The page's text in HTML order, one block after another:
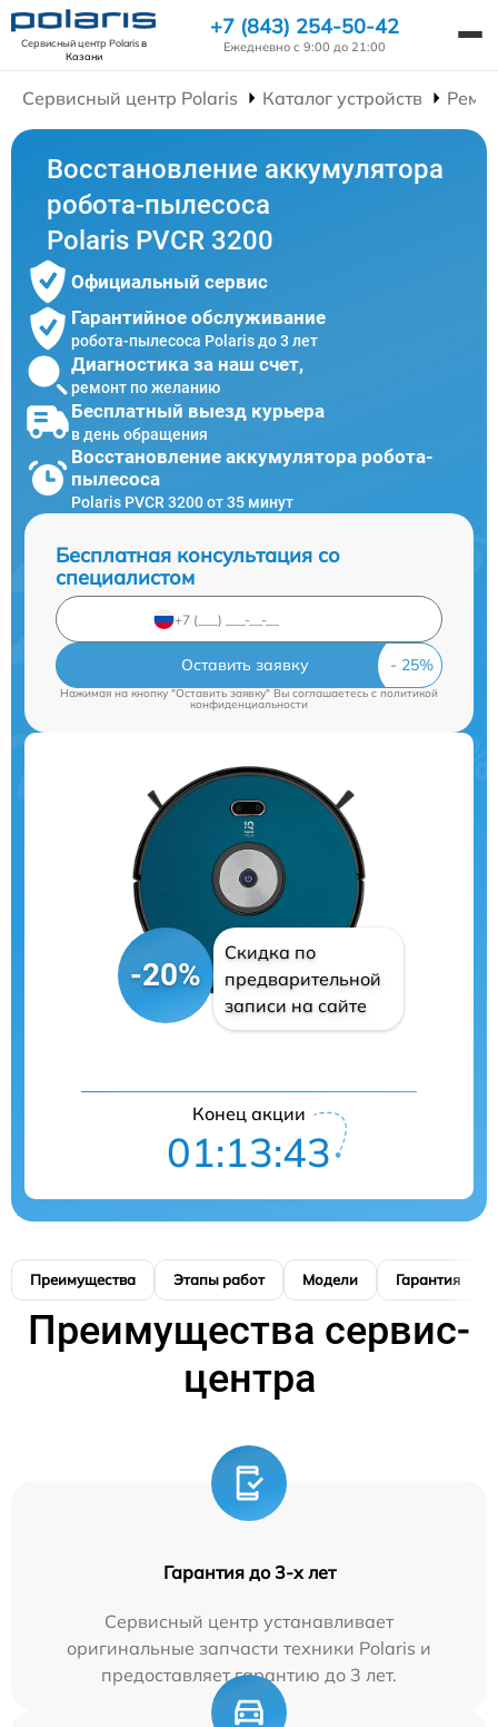
Сервисный центр Polarisв
Казани
+7 (843) 254-50-42
Ежедневно с 9:00 до 21:00
Сервисный центр Polaris Каталог устройств
Восстановление аккумулятора
робота-пылесоса
Polaris PVCR 3200
Официальный сервис
Гарантийное обслуживание
робота-пылесоса Polaris до 3 лет
Диагностика за наш счет,
ремонт по желанию
Бесплатный выезд курьера
в день обращения
Восстановление аккумулятора робота-
пылесоса
Polaris PVCR 3200 от 35 минут
Бесплатная консультация со
специалистом
Оставить заявку
Нажимая на кнопку "Оставить заявку" Вы соглашаетесь cполитикой
конфиденциальности
-20%
Скидка по
предварительной
записи на сайте
Конец акции
01:13:42
Преимущества Этапы работ Модели Гарантия
Преимущества сервис-
центра
Гарантия до 3-х лет
Сервисный центр устанавливает
оригинальные запчасти техники Polaris и
предоставляет гарантию до 3 лет.